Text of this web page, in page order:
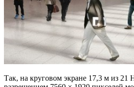
Так, на круговом экране 17,3 м из 21